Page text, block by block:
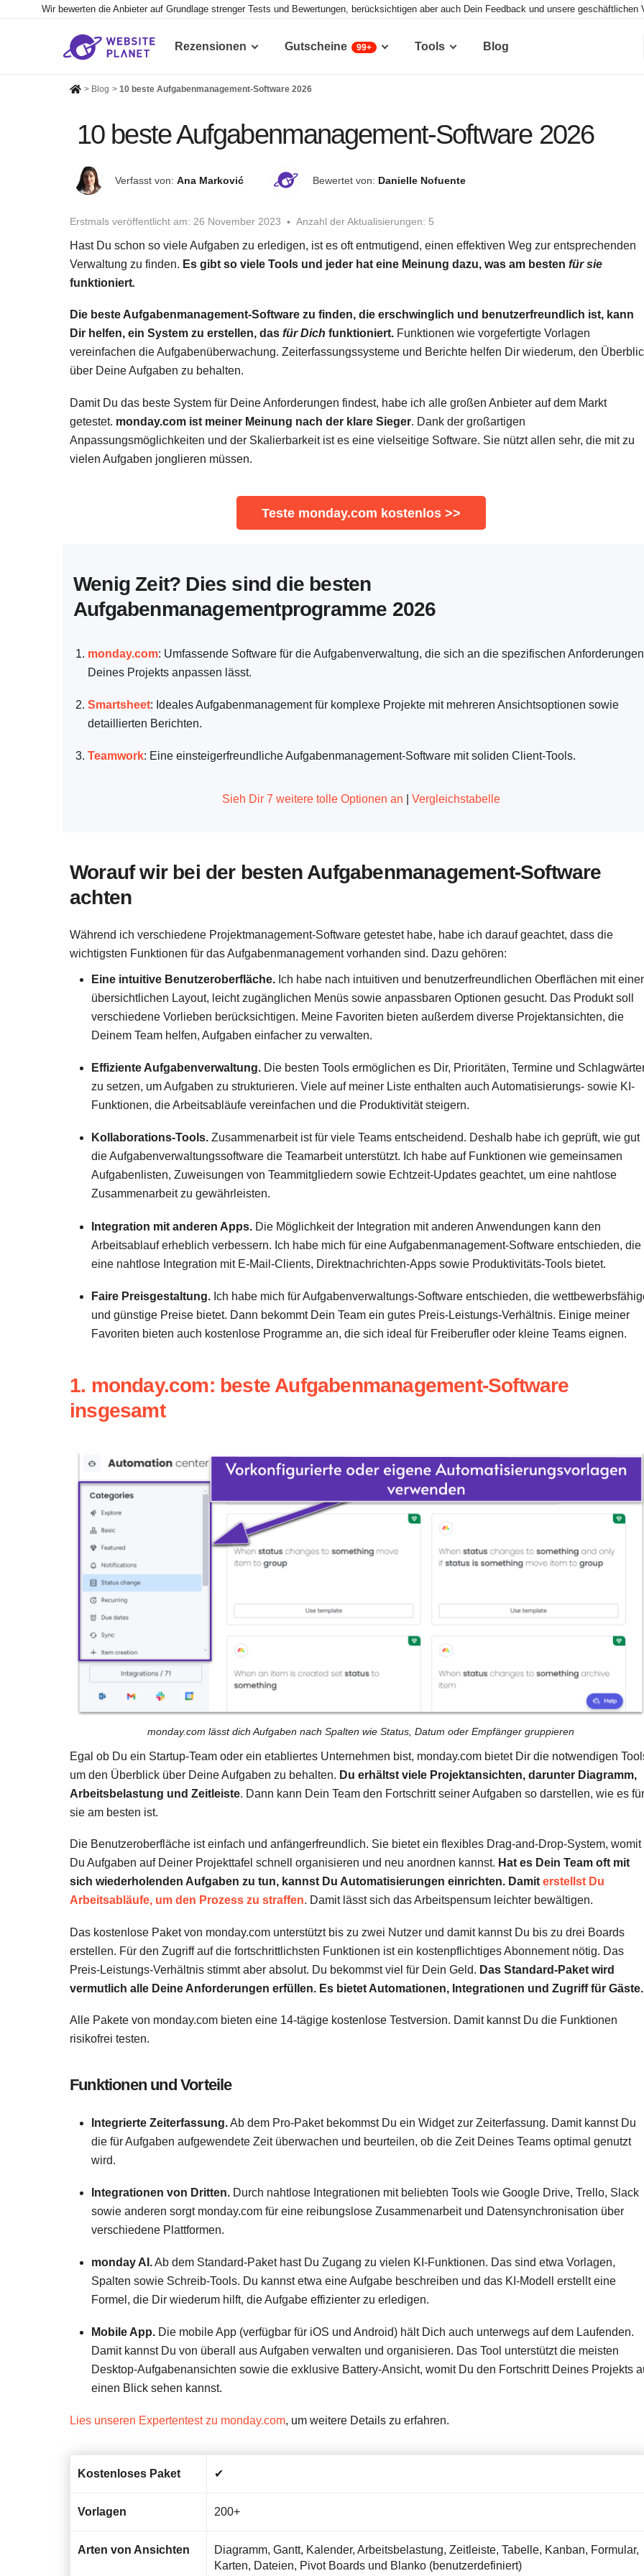
Wir bewerten die Anbieter auf Grundlage strenger Tests und Bewertungen, berücksichtigen aber auch Dein Feedback und unsere geschäftlichen
Rezensionen Gutscheine 99+ Tools Blog
> Blog > 10 beste Aufgabenmanagement-Software 2026
10 beste Aufgabenmanagement-Software 2026
Verfasst von: Ana Marković Bewertet von: Danielle Nofuente
Erstmals veröffentlicht am: 26 November 2023 Anzahl der Aktualisierungen: 5
Hast Du schon so viele Aufgaben zu erledigen, ist es oft entmutigend, einen effektiven Weg zur entsprechenden
Verwaltung zu finden. Es gibt so viele Tools und jeder hat eine Meinung dazu, was am besten für sie
funktioniert.
Die beste Aufgabenmanagement-Software zu finden, die erschwinglich und benutzerfreundlich ist, kann
Dir helfen, ein System zu erstellen, das für Dich funktioniert. Funktionen wie vorgefertigte Vorlagen
vereinfachen die Aufgabenüberwachung. Zeiterfassungssysteme und Berichte helfen Dir wiederum, den
über Deine Aufgaben zu behalten.
Damit Du das beste System für Deine Anforderungen findest, habe ich alle großen Anbieter auf dem Markt
getestet. monday.com ist meiner Meinung nach der klare Sieger. Dank der großartigen
Anpassungsmöglichkeiten und der Skalierbarkeit ist es eine vielseitige Software. Sie nützt allen sehr, die mit zu
vielen Aufgaben jonglieren müssen.
Teste monday.com kostenlos >>
Wenig Zeit? Dies sind die besten
Aufgabenmanagementprogramme 2026
monday.com: Umfassende Software für die Aufgabenverwaltung, die sich an die spezifischen Anforderungen
Deines Projekts anpassen lässt.
Smartsheet: Ideales Aufgabenmanagement für komplexe Projekte mit mehreren Ansichtsoptionen sowie
detaillierten Berichten.
Teamwork: Eine einsteigerfreundliche Aufgabenmanagement-Software mit soliden Client-Tools.
Sieh Dir 7 weitere tolle Optionen an Vergleichstabelle
Worauf wir bei der besten Aufgabenmanagement-Software
achten
Während ich verschiedene Projektmanagement-Software getestet habe, habe ich darauf geachtet, dass die
wichtigsten Funktionen für das Aufgabenmanagement vorhanden sind. Dazu gehören:
Eine intuitive Benutzeroberfläche. Ich habe nach intuitiven und benutzerfreundlichen Oberflächen mit
übersichtlichen Layout, leicht zugänglichen Menüs sowie anpassbaren Optionen gesucht. Das Produkt soll
verschiedene Vorlieben berücksichtigen. Meine Favoriten bieten außerdem diverse Projektansichten, die
Deinem Team helfen, Aufgaben einfacher zu verwalten.
Effiziente Aufgabenverwaltung. Die besten Tools ermöglichen es Dir, Prioritäten, Termine und
zu setzen, um Aufgaben zu strukturieren. Viele auf meiner Liste enthalten auch Automatisierungs- sowie KI-
Funktionen, die Arbeitsabläufe vereinfachen und die Produktivität steigern.
Kollaborations-Tools. Zusammenarbeit ist für viele Teams entscheidend. Deshalb habe ich geprüft, wie gut
die Aufgabenverwaltungssoftware die Teamarbeit unterstützt. Ich habe auf Funktionen wie gemeinsamen
Aufgabenlisten, Zuweisungen von Teammitgliedern sowie Echtzeit-Updates geachtet, um eine nahtlose
Zusammenarbeit zu gewährleisten.
Integration mit anderen Apps. Die Möglichkeit der Integration mit anderen Anwendungen kann den
Arbeitsablauf erheblich verbessern. Ich habe mich für eine Aufgabenmanagement-Software entschieden, die
eine nahtlose Integration mit E-Mail-Clients, Direktnachrichten-Apps sowie Produktivitäts-Tools bietet.
Faire Preisgestaltung. Ich habe mich für Aufgabenverwaltungs-Software entschieden, die
und günstige Preise bietet. Dann bekommt Dein Team ein gutes Preis-Leistungs-Verhältnis. Einige meiner
Favoriten bieten auch kostenlose Programme an, die sich ideal für Freiberufler oder kleine Teams eignen.
1. monday.com: beste Aufgabenmanagement-Software
insgesamt
monday.com lässt dich Aufgaben nach Spalten wie Status, Datum oder Empfänger gruppieren
Egal ob Du ein Startup-Team oder ein etabliertes Unternehmen bist, monday.com bietet Dir die notwendigen
um den Überblick über Deine Aufgaben zu behalten. Du erhältst viele Projektansichten, darunter Diagramm,
Arbeitsbelastung und Zeitleiste. Dann kann Dein Team den Fortschritt seiner Aufgaben so darstellen, wie es für
sie am besten ist.
Die Benutzeroberfläche ist einfach und anfängerfreundlich. Sie bietet ein flexibles Drag-and-Drop-System, womit
Du Aufgaben auf Deiner Projekttafel schnell organisieren und neu anordnen kannst. Hat es Dein Team oft mit
sich wiederholenden Aufgaben zu tun, kannst Du Automatisierungen einrichten. Damit erstellst Du
Arbeitsabläufe, um den Prozess zu straffen. Damit lässt sich das Arbeitspensum leichter bewältigen.
Das kostenlose Paket von monday.com unterstützt bis zu zwei Nutzer und damit kannst Du bis zu drei Boards
erstellen. Für den Zugriff auf die fortschrittlichsten Funktionen ist ein kostenpflichtiges Abonnement nötig. Das
Preis-Leistungs-Verhältnis stimmt aber absolut. Du bekommst viel für Dein Geld. Das Standard-Paket wird
vermutlich alle Deine Anforderungen erfüllen. Es bietet Automationen, Integrationen und Zugriff für Gäste.
Alle Pakete von monday.com bieten eine 14-tägige kostenlose Testversion. Damit kannst Du die Funktionen
risikofrei testen.
Funktionen und Vorteile
Integrierte Zeiterfassung.Ab dem Pro-Paket bekommst Du ein Widget zur Zeiterfassung. Damit kannst Du
die für Aufgaben aufgewendete Zeit überwachen und beurteilen, ob die Zeit Deines Teams optimal genutzt
wird.
Integrationen von Dritten. Durch nahtlose Integrationen mit beliebten Tools wie Google Drive, Trello, Slack
sowie anderen sorgt monday.com für eine reibungslose Zusammenarbeit und Datensynchronisation über
verschiedene Plattformen.
monday AI.Ab dem Standard-Paket hast Du Zugang zu vielen KI-Funktionen. Das sind etwa Vorlagen,
Spalten sowie Schreib-Tools. Du kannst etwa eine Aufgabe beschreiben und das KI-Modell erstellt eine
Formel, die Dir wiederum hilft, die Aufgabe effizienter zu erledigen.
Mobile App. Die mobile App (verfügbar für iOS und Android) hält Dich auch unterwegs auf dem Laufenden.
Damit kannst Du von überall aus Aufgaben verwalten und organisieren. Das Tool unterstützt die meisten
Desktop-Aufgabenansichten sowie die exklusive Battery-Ansicht, womit Du den Fortschritt Deines Projekts
einen Blick sehen kannst.
Lies unseren Expertentest zu monday.com, um weitere Details zu erfahren.
Kostenloses Paket ✔
Vorlagen 200+
Arten von Ansichten
Diagramm, Gantt, Kalender, Arbeitsbelastung, Zeitleiste, Tabelle, Kanban, Formular,
Karten, Dateien, Pivot Boards und Blanko (benutzerdefiniert)